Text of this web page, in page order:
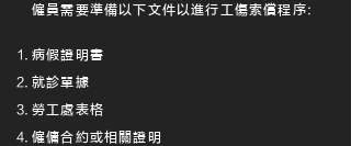
僱員需要準備以下文件以進行工傷索償程序:
病假證明書
就診單據
勞工處表格
僱傭合約或相關證明